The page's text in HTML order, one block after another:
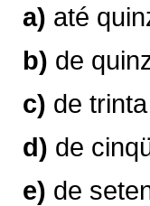
a) até
b) de
c) de
d) de
e) de